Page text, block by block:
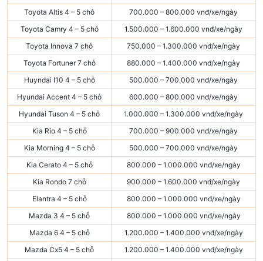
Toyota Altis 4 – 5 chỗ
700.000 – 800.000 vnđ/xe/ngày
Toyota Camry 4 – 5 chỗ
1.500.000 – 1.600.000 vnđ/xe/ngày
Toyota Innova 7 chỗ
750.000 – 1.300.000 vnđ/xe/ngày
Toyota Fortuner 7 chỗ
880.000 – 1.400.000 vnđ/xe/ngày
Huyndai I10 4 – 5 chỗ
500.000 – 700.000 vnđ/xe/ngày
Hyundai Accent 4 – 5 chỗ
600.000 – 800.000 vnđ/xe/ngày
Hyundai Tuson 4 – 5 chỗ
1.000.000 – 1.300.000 vnđ/xe/ngày
Kia Rio 4 – 5 chỗ
700.000 – 900.000 vnđ/xe/ngày
Kia Morning 4 – 5 chỗ
500.000 – 700.000 vnđ/xe/ngày
Kia Cerato 4 – 5 chỗ
800.000 – 1.000.000 vnđ/xe/ngày
Kia Rondo 7 chỗ
900.000 – 1.600.000 vnđ/xe/ngày
Elantra 4 – 5 chỗ
800.000 – 1.000.000 vnđ/xe/ngày
Mazda 3 4 – 5 chỗ
800.000 – 1.000.000 vnđ/xe/ngày
Mazda 6 4 – 5 chỗ
1.200.000 – 1.400.000 vnđ/xe/ngày
Mazda Cx5 4 – 5 chỗ
1.200.000 – 1.400.000 vnđ/xe/ngày